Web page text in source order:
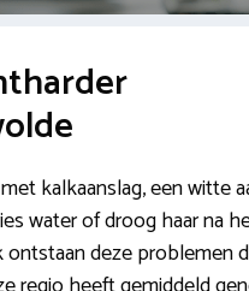
kalkaanslag, een witte
water of droog haar na
ontstaan deze problemen